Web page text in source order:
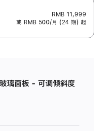
RMB 11,999
或 RMB 500/月 (24 期) 起
面板 - 可调倾斜度